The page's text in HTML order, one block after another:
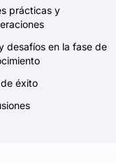
prácticas y
desafíos en la fase de
éxito